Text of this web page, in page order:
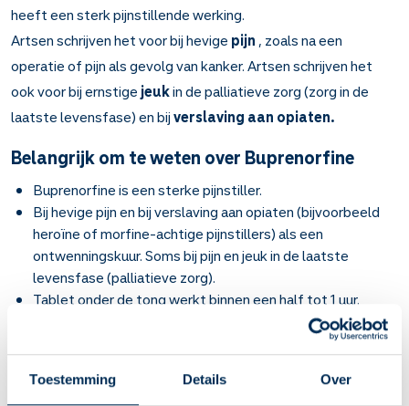
Toestemming Details Over
heeft een sterk pijnstillende werking.
Artsen schrijven het voor bij hevige pijn , zoals na een
operatie of pijn als gevolg van kanker. Artsen schrijven het
ook voor bij ernstige jeukin de palliatieve zorg (zorg in de
laatste levensfase) en bijverslaving aan opiaten.
Belangrijk om te weten over Buprenorfine
Buprenorfine is een sterke pijnstiller.
Bij hevige pijn en bij verslaving aan opiaten (bijvoorbeeld
heroïne of morfine-achtige pijnstillers) als een
ontwenningskuur. Soms bij pijn en jeuk in de laatste
levensfase (palliatieve zorg).
Tablet onder de tong werkt binnen een half tot 1 uur.
Injectie werkt sneller. Bij pijn en jeuk blijft het ongeveer 6
tot 1 week werken.